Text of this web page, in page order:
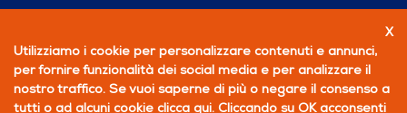
BECOME A MEMBER
X
Utilizziamo i cookie per personalizzare contenuti e annunci,
per fornire funzionalità dei social media e per analizzare il
nostro traffico. Se vuoi saperne di più o negare il consenso a
tutti o ad alcuni cookie clicca qui. Cliccando su OK acconsenti